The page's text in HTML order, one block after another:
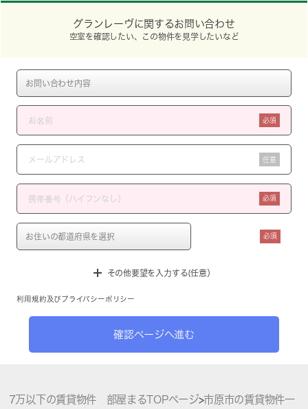
グランレーヴに関するお問い合わせ
空室を確認したい、この物件を見学したいなど
必須
任意
必須
必須
その他要望を入力する(任意）
利用規約 及び プライバシーポリシー
確認ページへ進む
7万以下の賃貸物件 部屋まるTOPページ>市原市の賃貸物件一